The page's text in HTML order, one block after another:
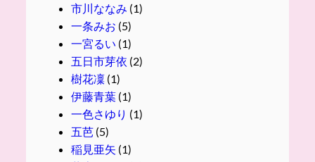
市川ななみ (1)
一条みお (5)
一宮るい (1)
五日市芽依 (2)
樹花凜(1)
伊藤青葉(1)
一色さゆり (1)
五芭(5)
稲見亜矢 (1)